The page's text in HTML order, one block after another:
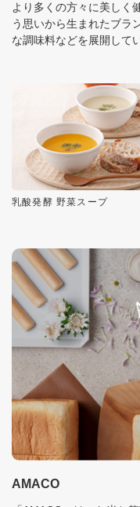
より多くの方々に美しく
う思いから生まれたブラ
な調味料などを展開して
乳酸発酵 野菜スープ
AMACO